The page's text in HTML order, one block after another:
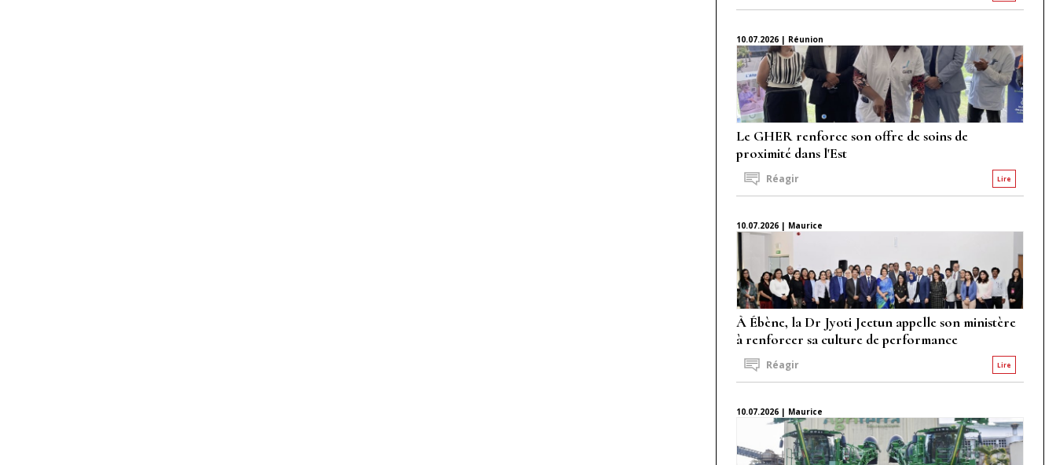
10.07.2026 | Réunion
Le GHER renforce son offre de soins de
proximité dans l'Est
Lire
Réagir
10.07.2026 | Maurice
À Ébène, la Dr Jyoti Jeetun appelle son ministère
à renforcer sa culture de performance
Lire
Réagir
10.07.2026 | Maurice